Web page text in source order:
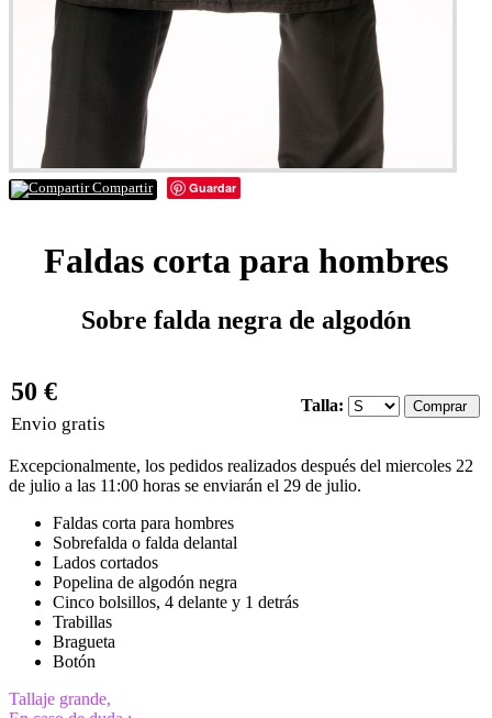
Compartir Guardar
Faldas corta para hombres
Sobre falda negra de algodón
50 €
Envio gratis
Talla:
Excepcionalmente, los pedidos realizados después del miercoles 22
de julio a las 11:00 horas se enviarán el 29 de julio.
Faldas corta para hombres
Sobrefalda o falda delantal
Lados cortados
Popelina de algodón negra
Cinco bolsillos, 4 delante y 1 detrás
Trabillas
Bragueta
Botón
Tallaje grande,